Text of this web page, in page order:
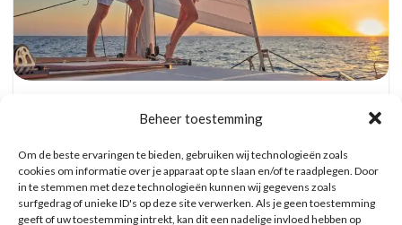
Beheer toestemming
Om de beste ervaringen te bieden, gebruiken wij technologieën zoals
cookies om informatie over je apparaat op te slaan en/of te raadplegen. Door
in te stemmen met deze technologieën kunnen wij gegevens zoals
surfgedrag of unieke ID's op deze site verwerken. Als je geen toestemming
geeft of uw toestemming intrekt, kan dit een nadelige invloed hebben op
Open Bar
WAT ZE OVER ONS ZEGGEN